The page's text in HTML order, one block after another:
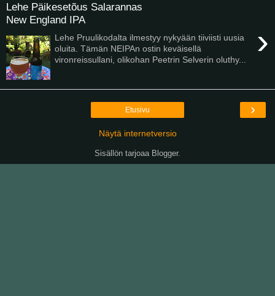
Lehe Päikesetõus Salarannas
New England IPA
›
Lehe Pruulikodalta ilmestyy nykyään tiiviisti uusia
oluita. Tämän NEIPAn ostin keväisellä
vironreissullani, olikohan Peetrin Selverin oluthy...
›
Etusivu
Näytä internetversio
Sisällön tarjoaa Blogger.